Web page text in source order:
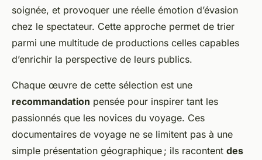
soignée, et provoquer une réelle émotion d’évasion
chez le spectateur. Cette approche permet de trier
parmi une multitude de productions celles capables
d’enrichir la perspective de leurs publics.
Chaque œuvre de cette sélection est une
recommandation pensée pour inspirer tant les
passionnés que les novices du voyage. Ces
documentaires de voyage ne se limitent pas à une
simple présentation géographique ; ils racontent des